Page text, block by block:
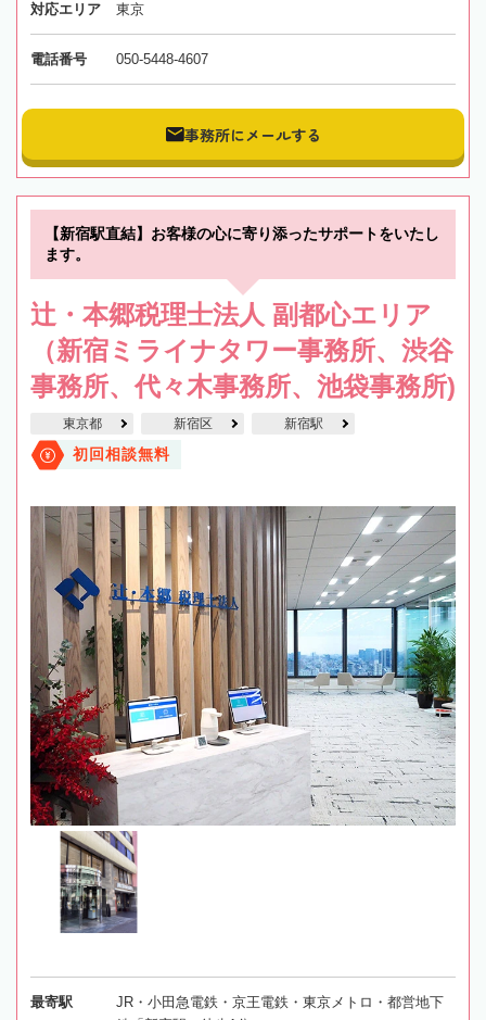
対応エリア 東京
電話番号 050-5448-4607
事務所にメールする
【新宿駅直結】お客様の心に寄り添ったサポートをいたし
ます。
辻・本郷税理士法人 副都心エリア
（新宿ミライナタワー事務所、渋谷
事務所、代々木事務所、池袋事務所)
東京都 新宿区 新宿駅
初回相談無料
最寄駅
JR・小田急電鉄・京王電鉄・東京メトロ・都営地下